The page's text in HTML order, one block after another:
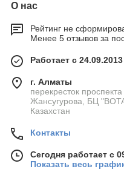
О нас
Рейтинг не
Менее 5 отзывов за
Работает с 24.09.2013
г. Алматы
перекресток
Жансугурова, БЦ
Казахстан
Контакты
Сегодня работает с
Показать весь